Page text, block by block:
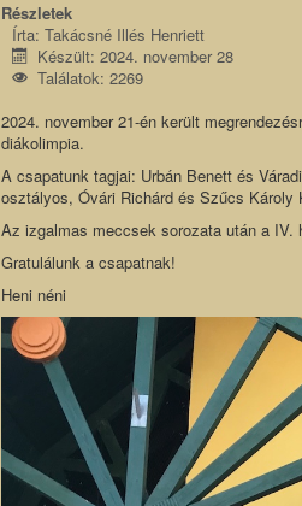
Részletek
Írta: Takácsné Illés Henriett
Készült: 2024. november 28
Találatok: 2269
2024. november 21-én került
diákolimpia.
A csapatunk tagjai: Urbán Benett és
osztályos, Óvári Richárd és Szűcs
Az izgalmas meccsek sorozata után a
Gratulálunk a csapatnak!
Heni néni